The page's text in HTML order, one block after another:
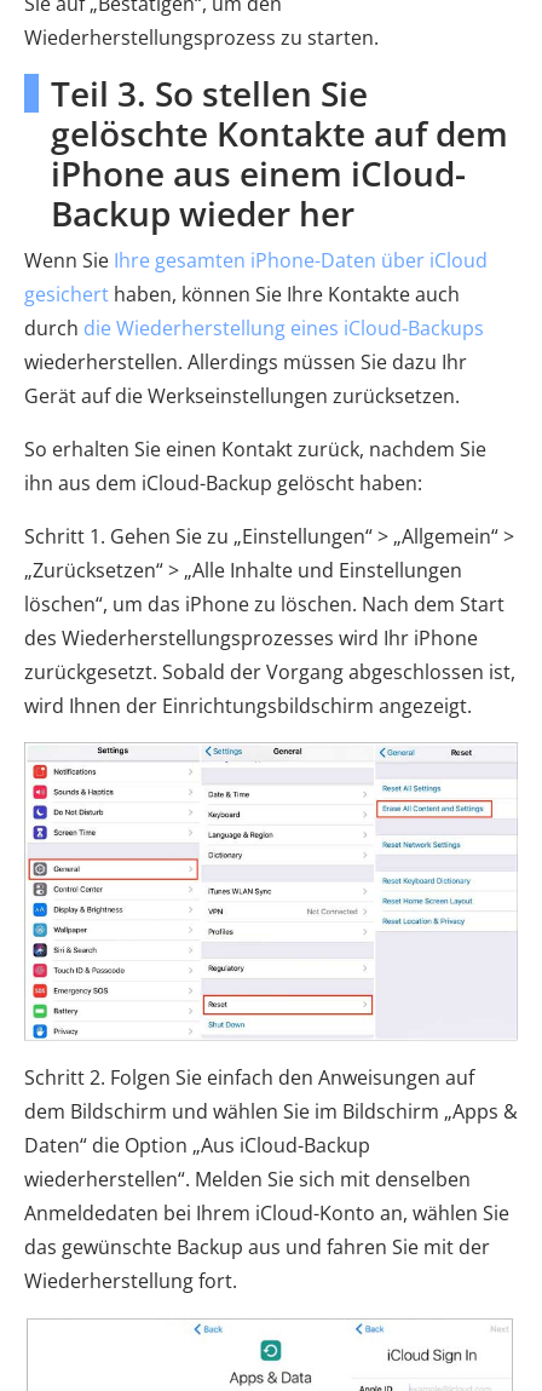
Wiederherstellungsprozess zu starten.
Teil 3. So stellen Sie
gelöschte Kontakte auf dem
iPhone aus einem iCloud-
Backup wieder her
Wenn Sie Ihre gesamten iPhone-Daten über iCloud
gesichert haben, können Sie Ihre Kontakte auch
durch die Wiederherstellung eines iCloud-Backups
wiederherstellen. Allerdings müssen Sie dazu Ihr
Gerät auf die Werkseinstellungen zurücksetzen.
So erhalten Sie einen Kontakt zurück, nachdem Sie
ihn aus dem iCloud-Backup gelöscht haben:
Schritt 1. Gehen Sie zu „Einstellungen“ > „Allgemein“ >
„Zurücksetzen“ > „Alle Inhalte und Einstellungen
löschen“, um das iPhone zu löschen. Nach dem Start
des Wiederherstellungsprozesses wird Ihr iPhone
zurückgesetzt. Sobald der Vorgang abgeschlossen ist,
wird Ihnen der Einrichtungsbildschirm angezeigt.
Schritt 2. Folgen Sie einfach den Anweisungen auf
dem Bildschirm und wählen Sie im Bildschirm „Apps &
Daten“ die Option „Aus iCloud-Backup
wiederherstellen“. Melden Sie sich mit denselben
Anmeldedaten bei Ihrem iCloud-Konto an, wählen Sie
das gewünschte Backup aus und fahren Sie mit der
Wiederherstellung fort.